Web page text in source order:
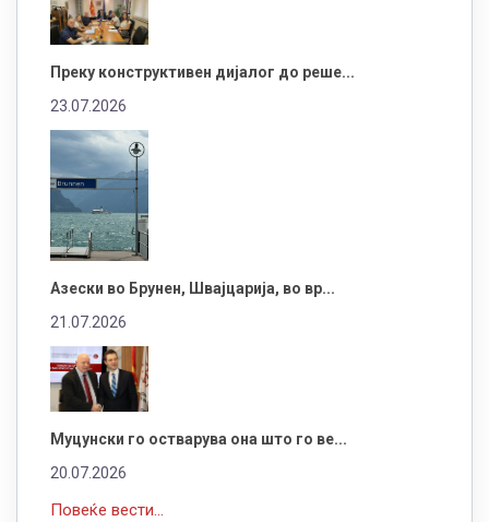
Преку конструктивен дијалог до реше...
23.07.2026
Азески во Брунен, Швајцарија, во вр...
21.07.2026
Муцунски го остварува она што го ве...
20.07.2026
Повеќе вести...